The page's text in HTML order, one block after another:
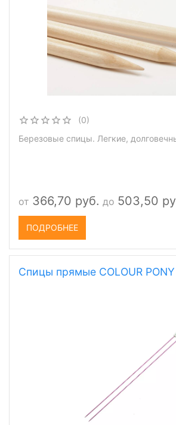
(0)
Березовые спицы. Легкие,
от 366,70 руб. до 503,50
ПОДРОБНЕЕ
Спицы прямые COLOUR PONY